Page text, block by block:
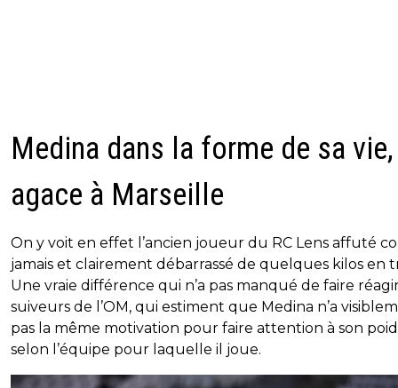
Medina dans la forme de sa
agace à Marseille
On y voit en effet l’ancien joueur du RC Lens affuté
jamais et clairement débarrassé de quelques kilos en
Une vraie différence qui n’a pas manqué de faire
suiveurs de l’OM, qui estiment que Medina n’a
pas la même motivation pour faire attention à son
selon l’équipe pour laquelle il joue.